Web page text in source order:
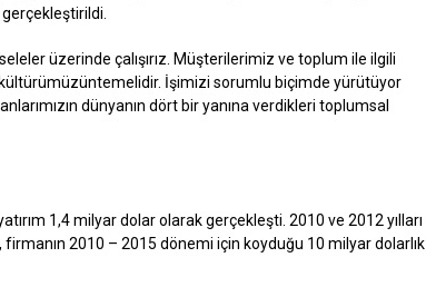
üzerinde çalışırız. Müşterilerimiz ve toplum ile ilgili
İşimizi sorumlu biçimde yürütüyor
dünyanın dört bir yanına verdikleri toplumsal
1,4 milyar dolar olarak gerçekleşti. 2010 ve 2012 yılları
firmanın 2010 – 2015 dönemi için koyduğu 10 milyar dolarlık